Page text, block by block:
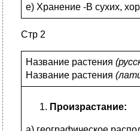
е) Хранение -В сухих,
Стр 2
Название растения (
Название растения (
Произрастание: